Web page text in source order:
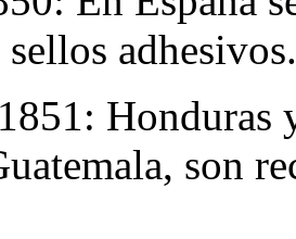
adhesivos.
Honduras
son